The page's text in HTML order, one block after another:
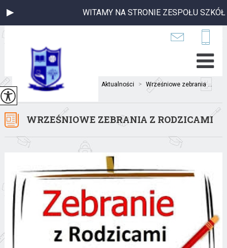
WITAMY NA STRONIE ZESPOŁU
Jesteś tutaj: Aktualności > Wrześniowe zebrania ...
WRZEŚNIOWE ZEBRANIA Z RODZICAMI